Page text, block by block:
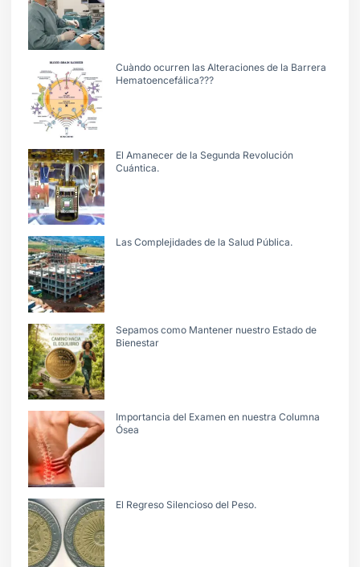
Cuàndo ocurren las Alteraciones de la Barrera
Hematoencefálica???
El Amanecer de la Segunda Revolución
Cuántica.
Las Complejidades de la Salud Pública.
Sepamos como Mantener nuestro Estado de
Bienestar
Importancia del Examen en nuestra Columna
Ósea
El Regreso Silencioso del Peso.